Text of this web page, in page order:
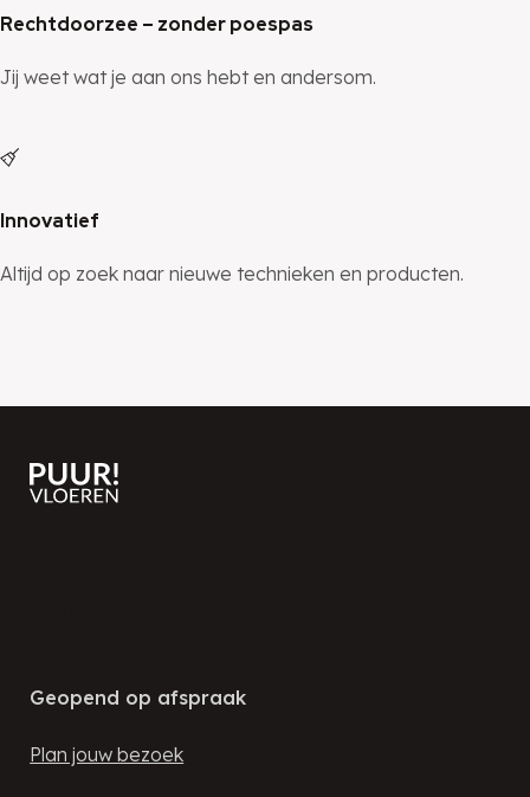
Rechtdoorzee – zonder poespas
Jij weet wat je aan ons hebt en andersom.
Innovatief
Altijd op zoek naar nieuwe technieken en producten.
Geopend op afspraak
Plan jouw bezoek